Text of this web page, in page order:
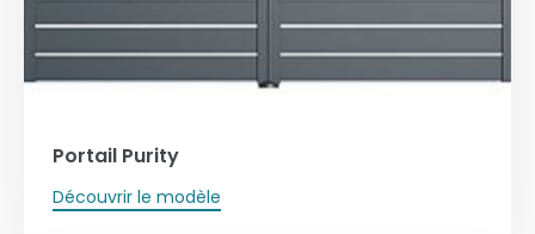
Portail Purity
Découvrir le modèle